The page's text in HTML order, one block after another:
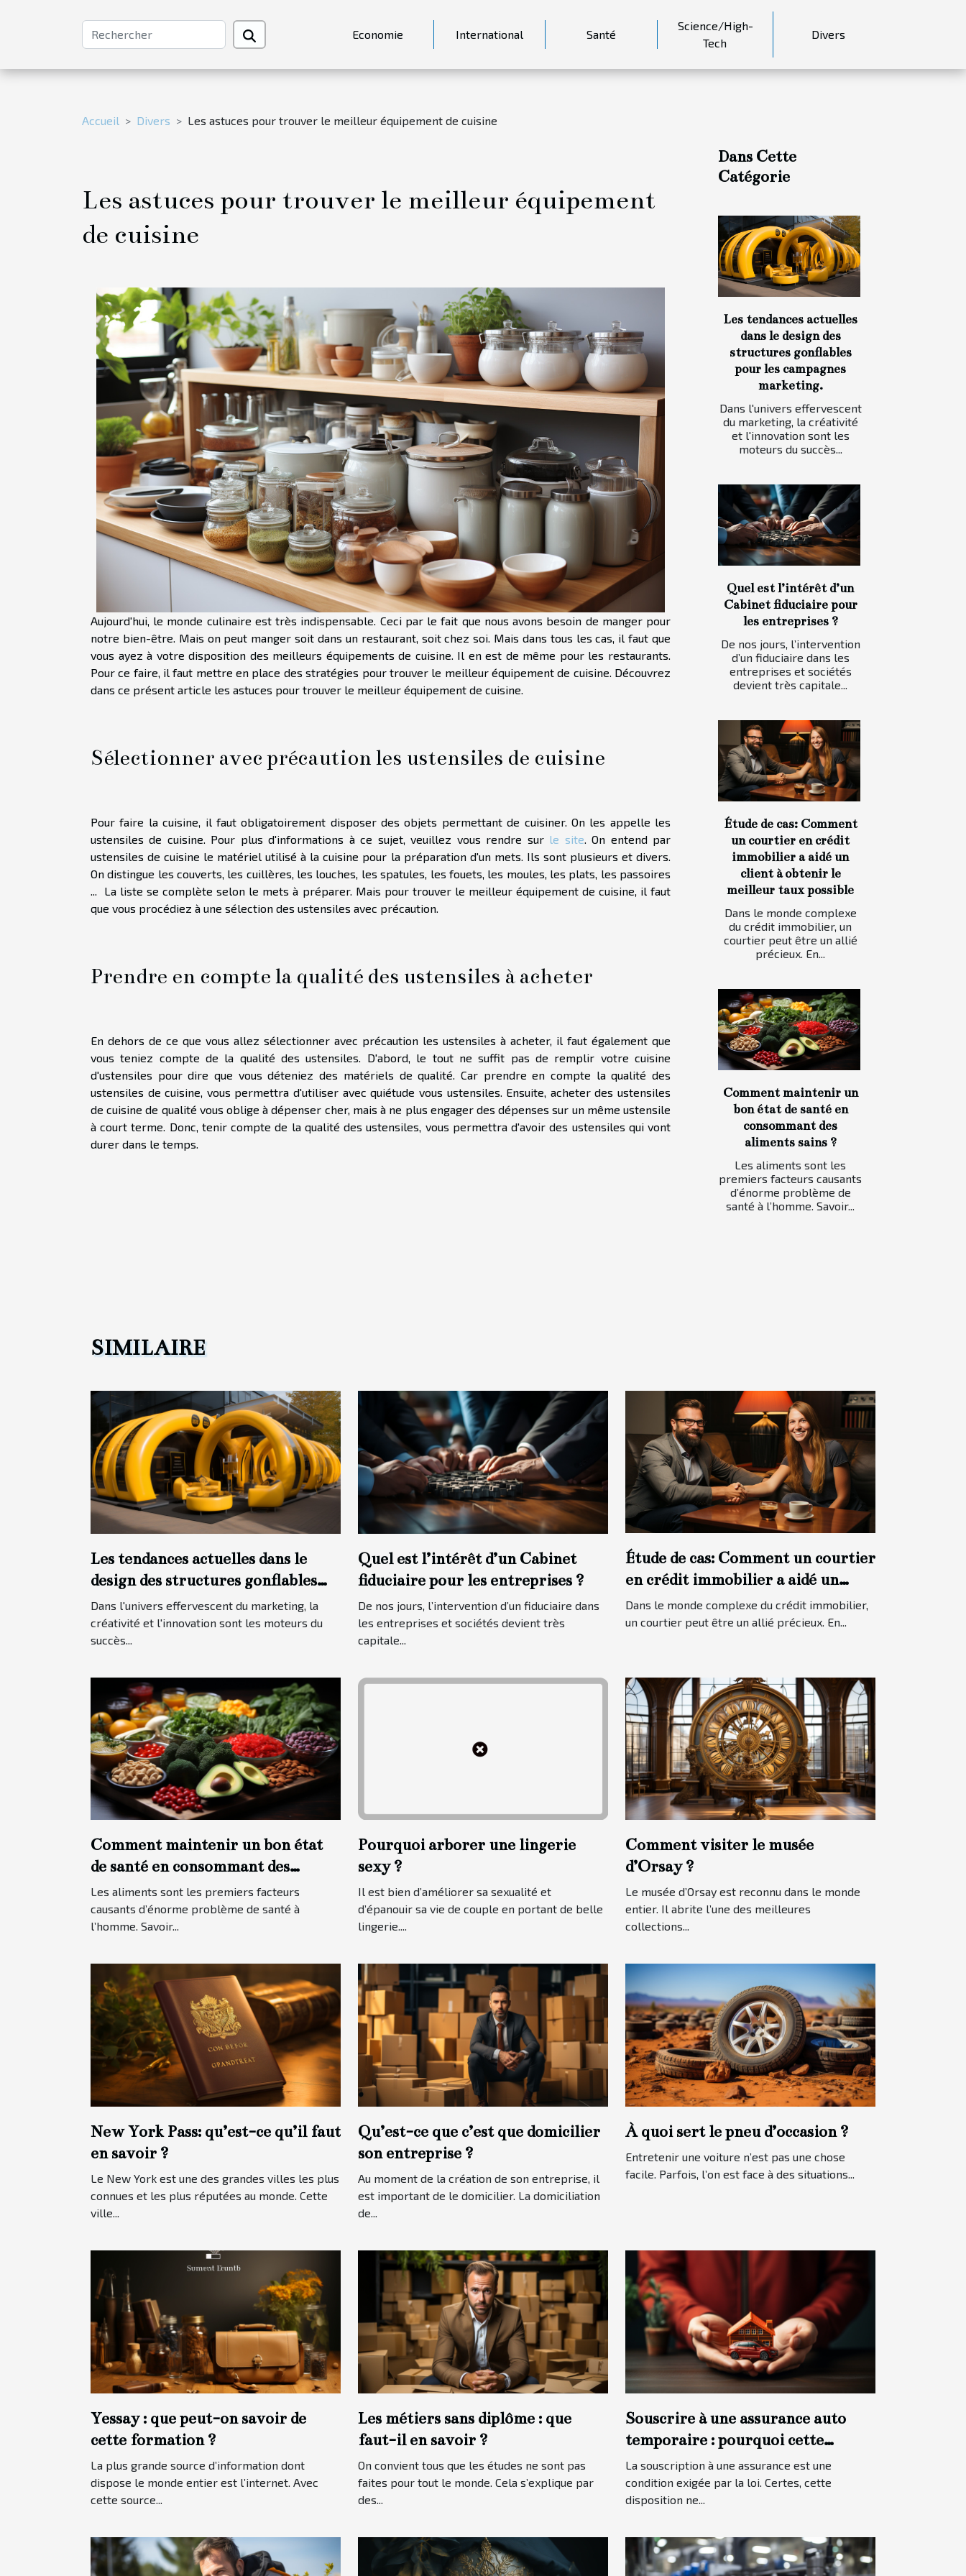
Economie International Santé
Science/High-
Tech
Divers
Accueil Divers Les astuces pour trouver le meilleur équipement de cuisine
Les astuces pour trouver le meilleur équipement
de cuisine
Aujourd'hui, le monde culinaire est très indispensable. Ceci par le fait que nous avons besoin de manger pour
notre bien-être. Mais on peut manger soit dans un restaurant, soit chez soi. Mais dans tous les cas, il faut que
vous ayez à votre disposition des meilleurs équipements de cuisine. Il en est de même pour les restaurants.
Pour ce faire, il faut mettre en place des stratégies pour trouver le meilleur équipement de cuisine. Découvrez
dans ce présent article les astuces pour trouver le meilleur équipement de cuisine.
Sélectionner avec précaution les ustensiles de cuisine
Pour faire la cuisine, il faut obligatoirement disposer des objets permettant de cuisiner. On les appelle les
ustensiles de cuisine. Pour plus d'informations à ce sujet, veuillez vous rendre sur le site. On entend par
ustensiles de cuisine le matériel utilisé à la cuisine pour la préparation d'un mets. Ils sont plusieurs et divers.
On distingue les couverts, les cuillères, les louches, les spatules, les fouets, les moules, les plats, les passoires
... La liste se complète selon le mets à préparer. Mais pour trouver le meilleur équipement de cuisine, il faut
que vous procédiez à une sélection des ustensiles avec précaution.
Prendre en compte la qualité des ustensiles à acheter
En dehors de ce que vous allez sélectionner avec précaution les ustensiles à acheter, il faut également que
vous teniez compte de la qualité des ustensiles. D'abord, le tout ne suffit pas de remplir votre cuisine
d'ustensiles pour dire que vous déteniez des matériels de qualité. Car prendre en compte la qualité des
ustensiles de cuisine, vous permettra d'utiliser avec quiétude vous ustensiles. Ensuite, acheter des ustensiles
de cuisine de qualité vous oblige à dépenser cher, mais à ne plus engager des dépenses sur un même ustensile
à court terme. Donc, tenir compte de la qualité des ustensiles, vous permettra d'avoir des ustensiles qui vont
durer dans le temps.
Dans Cette
Catégorie
Les tendances actuelles
dans le design des
structures gonflables
pour les campagnes
marketing.
Dans l'univers effervescent
du marketing, la créativité
et l'innovation sont les
moteurs du succès...
Quel est l’intérêt d’un
Cabinet fiduciaire pour
les entreprises ?
De nos jours, l’intervention
d’un fiduciaire dans les
entreprises et sociétés
devient très capitale...
Étude de cas: Comment
un courtier en crédit
immobilier a aidé un
client à obtenir le
meilleur taux possible
Dans le monde complexe
du crédit immobilier, un
courtier peut être un allié
précieux. En...
Comment maintenir un
bon état de santé en
consommant des
aliments sains ?
Les aliments sont les
premiers facteurs causants
d’énorme problème de
santé à l’homme. Savoir...
SIMILAIRE
Les tendances actuelles dans le
design des structures gonflables
pour les campagnes marketing.
Dans l'univers effervescent du marketing, la
créativité et l'innovation sont les moteurs du
succès...
Quel est l’intérêt d’un Cabinet
fiduciaire pour les entreprises ?
De nos jours, l’intervention d’un fiduciaire dans
les entreprises et sociétés devient très
capitale...
Étude de cas: Comment un courtier
en crédit immobilier a aidé un
client à obtenir le meilleur taux
possible
Dans le monde complexe du crédit immobilier,
un courtier peut être un allié précieux. En...
Comment maintenir un bon état
de santé en consommant des
aliments sains ?
Les aliments sont les premiers facteurs
causants d’énorme problème de santé à
l’homme. Savoir...
Pourquoi arborer une lingerie
sexy ?
Il est bien d’améliorer sa sexualité et
d’épanouir sa vie de couple en portant de belle
lingerie....
Comment visiter le musée
d’Orsay ?
Le musée d’Orsay est reconnu dans le monde
entier. Il abrite l’une des meilleures
collections...
New York Pass: qu’est-ce qu’il faut
en savoir ?
Le New York est une des grandes villes les plus
connues et les plus réputées au monde. Cette
ville...
Qu’est-ce que c’est que domicilier
son entreprise ?
Au moment de la création de son entreprise, il
est important de le domicilier. La domiciliation
de...
À quoi sert le pneu d’occasion ?
Entretenir une voiture n’est pas une chose
facile. Parfois, l’on est face à des situations...
Yessay : que peut-on savoir de
cette formation ?
La plus grande source d’information dont
dispose le monde entier est l’internet. Avec
cette source...
Les métiers sans diplôme : que
faut-il en savoir ?
On convient tous que les études ne sont pas
faites pour tout le monde. Cela s’explique par
des...
Souscrire à une assurance auto
temporaire : pourquoi cette
option ?
La souscription à une assurance est une
condition exigée par la loi. Certes, cette
disposition ne...